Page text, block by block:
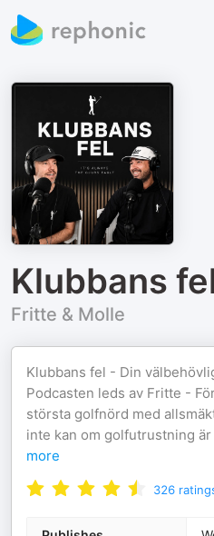
Klubbans
Fritte & Molle
Klubbans fel - Din
Podcasten leds av Fritte -
största golfnörd med
inte kan om golfutrustning
more
326